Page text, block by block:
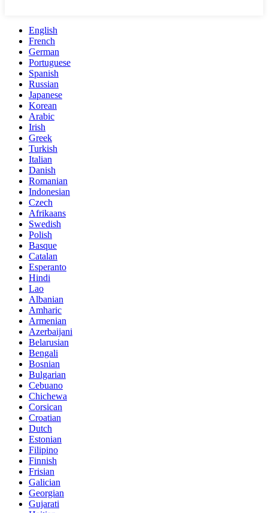
English
French
German
Portuguese
Spanish
Russian
Japanese
Korean
Arabic
Irish
Greek
Turkish
Italian
Danish
Romanian
Indonesian
Czech
Afrikaans
Swedish
Polish
Basque
Catalan
Esperanto
Hindi
Lao
Albanian
Amharic
Armenian
Azerbaijani
Belarusian
Bengali
Bosnian
Bulgarian
Cebuano
Chichewa
Corsican
Croatian
Dutch
Estonian
Filipino
Finnish
Frisian
Galician
Georgian
Gujarati